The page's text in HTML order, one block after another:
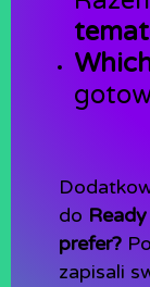
do
prefer?
zapisali